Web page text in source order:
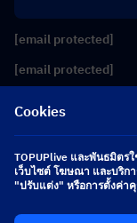
[email protected]
[email protected]
ติดตามเรา
Copyright 2026 SEA
Cookies
TOPUPlive และพันธมิตร
เว็บไซต์ โฆษณา และบริก
"ปรับแต่ง" หรือการตั้งค่า